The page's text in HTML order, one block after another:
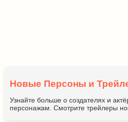
Новые Персоны и
Узнайте больше о создателях и
персонажам. Смотрите трейлеры